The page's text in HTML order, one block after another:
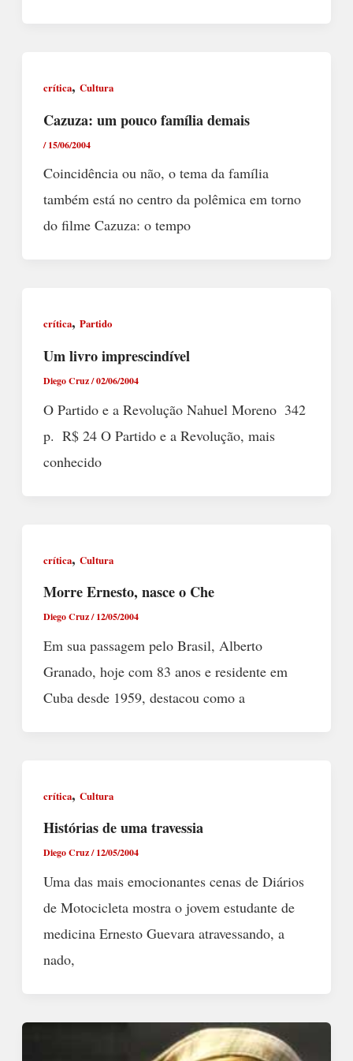
crítica, Cultura
Cazuza: um pouco família demais
/15/06/2004
Coincidência ou não, o tema da família
também está no centro da polêmica em torno
do filme Cazuza: o tempo
crítica, Partido
Um livro imprescindível
Diego Cruz/02/06/2004
O Partido e a Revolução Nahuel Moreno  342
p.  R$ 24 O Partido e a Revolução, mais
conhecido
crítica, Cultura
Morre Ernesto, nasce o Che
Diego Cruz/12/05/2004
Em sua passagem pelo Brasil, Alberto
Granado, hoje com 83 anos e residente em
Cuba desde 1959, destacou como a
crítica, Cultura
Histórias de uma travessia
Diego Cruz/12/05/2004
Uma das mais emocionantes cenas de Diários
de Motocicleta mostra o jovem estudante de
medicina Ernesto Guevara atravessando, a
nado,